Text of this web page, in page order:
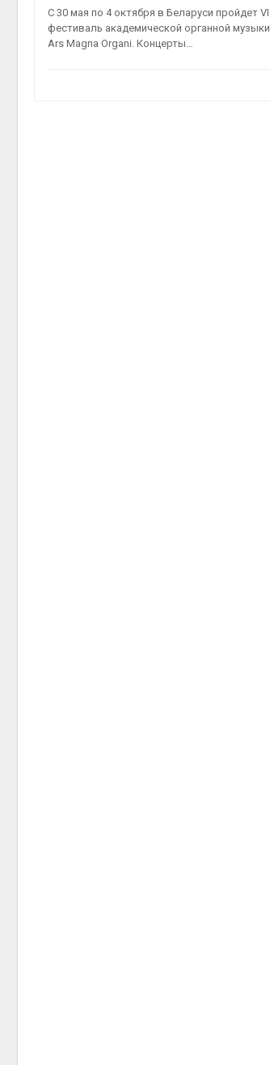
С 30 мая по 4 октября в Беларуси пройдет VI
фестиваль академической органной музыки
Ars Magna Organi. Концерты…